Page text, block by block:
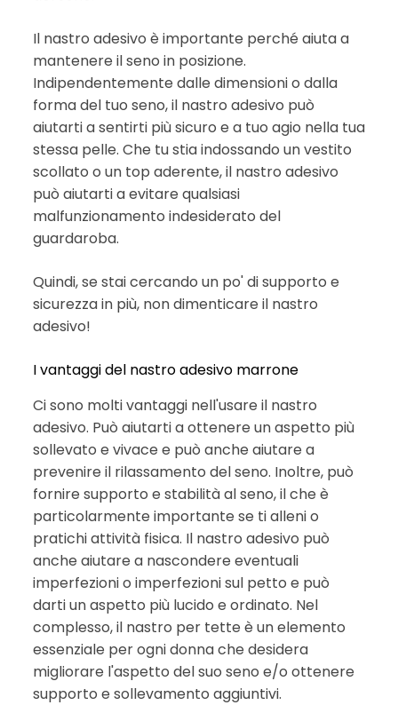
Il nastro adesivo è importante perché aiuta a
mantenere il seno in posizione.
Indipendentemente dalle dimensioni o dalla
forma del tuo seno, il nastro adesivo può
aiutarti a sentirti più sicuro e a tuo agio nella tua
stessa pelle. Che tu stia indossando un vestito
scollato o un top aderente, il nastro adesivo
può aiutarti a evitare qualsiasi
malfunzionamento indesiderato del
guardaroba.
Quindi, se stai cercando un po' di supporto e
sicurezza in più, non dimenticare il nastro
adesivo!
I vantaggi del nastro adesivo marrone
Ci sono molti vantaggi nell'usare il nastro
adesivo. Può aiutarti a ottenere un aspetto più
sollevato e vivace e può anche aiutare a
prevenire il rilassamento del seno. Inoltre, può
fornire supporto e stabilità al seno, il che è
particolarmente importante se ti alleni o
pratichi attività fisica. Il nastro adesivo può
anche aiutare a nascondere eventuali
imperfezioni o imperfezioni sul petto e può
darti un aspetto più lucido e ordinato. Nel
complesso, il nastro per tette è un elemento
essenziale per ogni donna che desidera
migliorare l'aspetto del suo seno e/o ottenere
supporto e sollevamento aggiuntivi.